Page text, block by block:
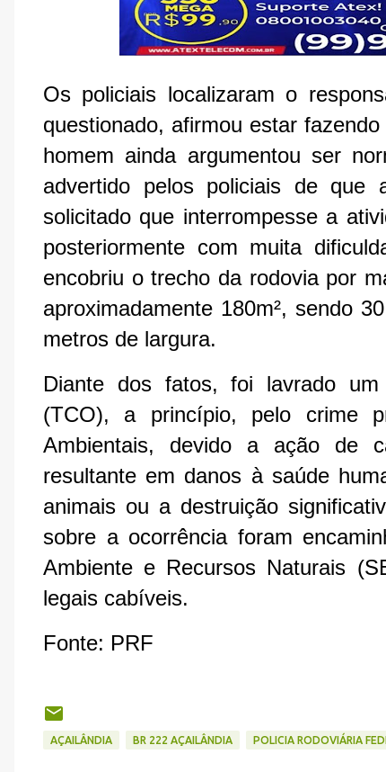
Os policiais localizaram o
questionado, afirmou estar fazendo
homem ainda argumentou ser
advertido pelos policiais de que
solicitado que interrompesse a
posteriormente com muita
encobriu o trecho da rodovia por
aproximadamente 180m², sendo
metros de largura.
Diante dos fatos, foi lavrado um
(TCO), a princípio, pelo crime
Ambientais, devido a ação de
resultante em danos à saúde
animais ou a destruição
sobre a ocorrência foram
Ambiente e Recursos Naturais
legais cabíveis.
Fonte: PRF
AÇAILÂNDIA BR 222 AÇAILÂNDIA POLICIA RODOVIÁRIA